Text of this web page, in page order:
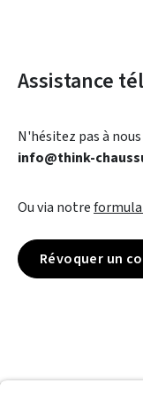
Assistance
N'hésitez pas à
info@think-
Ou via notre
Révoquer un